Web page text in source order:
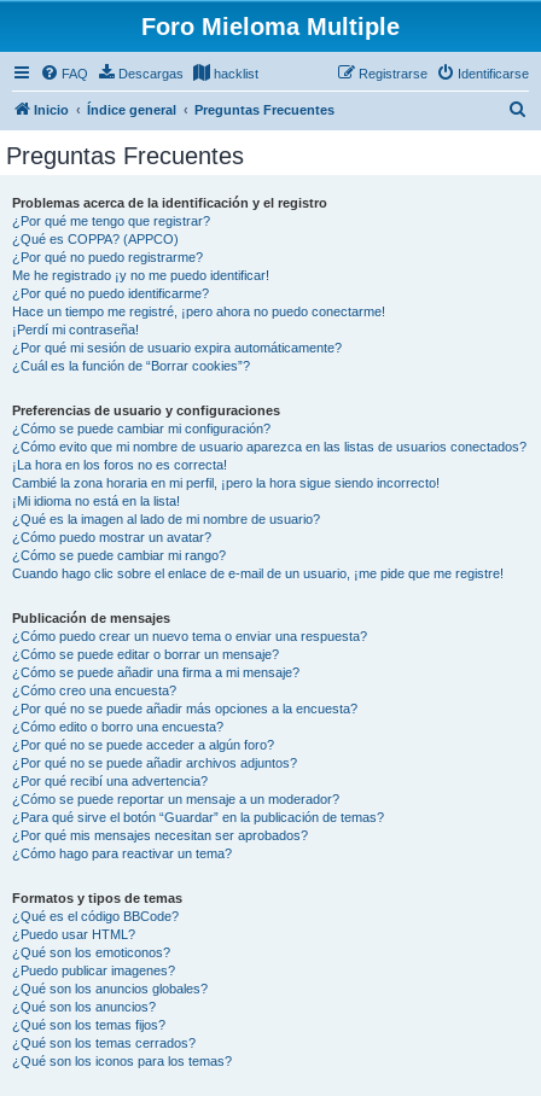
Foro Mieloma Multiple
FAQ Descargas hacklist Identificarse
Registrarse
Inicio Índice general Preguntas Frecuentes
Preguntas Frecuentes
Problemas acerca de la identificación y el registro
¿Por qué me tengo que registrar?
¿Qué es COPPA? (APPCO)
¿Por qué no puedo registrarme?
Me he registrado ¡y no me puedo identificar!
¿Por qué no puedo identificarme?
Hace un tiempo me registré, ¡pero ahora no puedo conectarme!
¡Perdí mi contraseña!
¿Por qué mi sesión de usuario expira automáticamente?
¿Cuál es la función de “Borrar cookies”?
Preferencias de usuario y configuraciones
¿Cómo se puede cambiar mi configuración?
¿Cómo evito que mi nombre de usuario aparezca en las listas de usuarios conectados?
¡La hora en los foros no es correcta!
Cambié la zona horaria en mi perfil, ¡pero la hora sigue siendo incorrecto!
¡Mi idioma no está en la lista!
¿Qué es la imagen al lado de mi nombre de usuario?
¿Cómo puedo mostrar un avatar?
¿Cómo se puede cambiar mi rango?
Cuando hago clic sobre el enlace de e-mail de un usuario, ¡me pide que me registre!
Publicación de mensajes
¿Cómo puedo crear un nuevo tema o enviar una respuesta?
¿Cómo se puede editar o borrar un mensaje?
¿Cómo se puede añadir una firma a mi mensaje?
¿Cómo creo una encuesta?
¿Por qué no se puede añadir más opciones a la encuesta?
¿Cómo edito o borro una encuesta?
¿Por qué no se puede acceder a algún foro?
¿Por qué no se puede añadir archivos adjuntos?
¿Por qué recibí una advertencia?
¿Cómo se puede reportar un mensaje a un moderador?
¿Para qué sirve el botón “Guardar” en la publicación de temas?
¿Por qué mis mensajes necesitan ser aprobados?
¿Cómo hago para reactivar un tema?
Formatos y tipos de temas
¿Qué es el código BBCode?
¿Puedo usar HTML?
¿Qué son los emoticonos?
¿Puedo publicar imagenes?
¿Qué son los anuncios globales?
¿Qué son los anuncios?
¿Qué son los temas fijos?
¿Qué son los temas cerrados?
¿Qué son los iconos para los temas?